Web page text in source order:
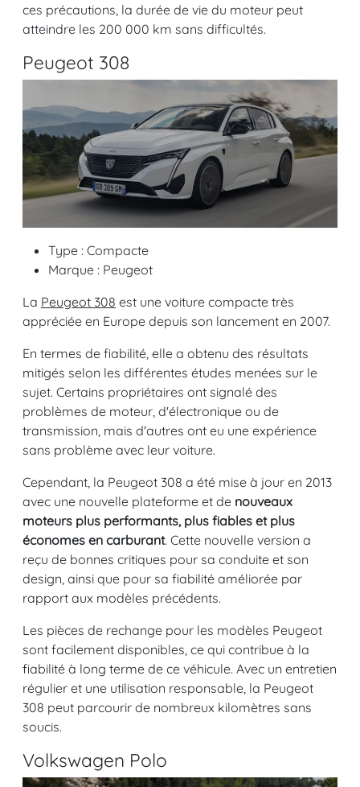
ces précautions, la durée de vie du moteur peut
atteindre les 200 000 km sans difficultés.
Peugeot 308
Type : Compacte
Marque : Peugeot
La Peugeot 308 est une voiture compacte très
appréciée en Europe depuis son lancement en 2007.
En termes de fiabilité, elle a obtenu des résultats
mitigés selon les différentes études menées sur le
sujet. Certains propriétaires ont signalé des
problèmes de moteur, d'électronique ou de
transmission, mais d'autres ont eu une expérience
sans problème avec leur voiture.
Cependant, la Peugeot 308 a été mise à jour en 2013
avec une nouvelle plateforme et de nouveaux
moteurs plus performants, plus fiables et plus
économes en carburant. Cette nouvelle version a
reçu de bonnes critiques pour sa conduite et son
design, ainsi que pour sa fiabilité améliorée par
rapport aux modèles précédents.
Les pièces de rechange pour les modèles Peugeot
sont facilement disponibles, ce qui contribue à la
fiabilité à long terme de ce véhicule. Avec un entretien
régulier et une utilisation responsable, la Peugeot
308 peut parcourir de nombreux kilomètres sans
soucis.
Volkswagen Polo